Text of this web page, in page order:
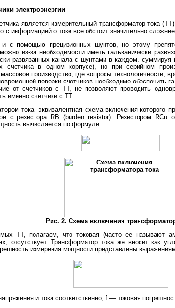
электроэнергии
является измерительный трансформатор тока
информацией о токе все обстоит значительно сложнее.
с помощью прецизионных шунтов, но этому
из-за необходимости иметь гальванически
развязанных канала с шунтами в каждом,
счетчика в одном корпусе), но при серийном
производство, где вопросы технологичности,
поверки счетчиков необходимо обеспечить
от счетчиков с ТТ, не позволяют проводить
именно счетчики с ТТ.
тока, эквивалентная схема включения
с резистора RB (burden resistor). Резистором RCu
вычисляется по формуле:
Рис. 2. Схема включения
ТТ, полагаем, что токовая (часто ее называют
отсутствует. Трансформатор тока же вносит как
измерения мощности представлены
и тока соответственно; f — токовая